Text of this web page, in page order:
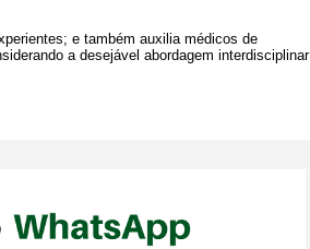
e também auxilia médicos de
a desejável abordagem interdisciplinar